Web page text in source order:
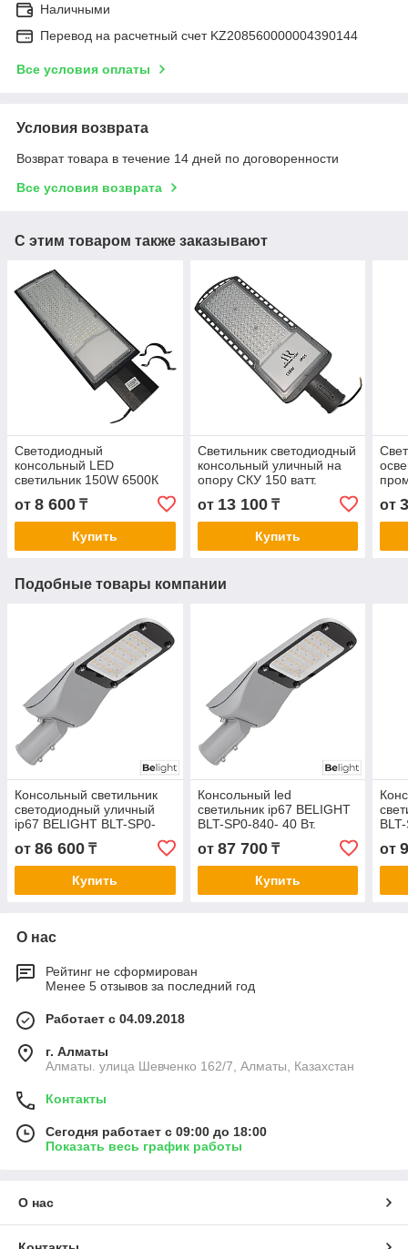
Наличными
Перевод на расчетный счет KZ208560000004390144
Все условия оплаты
Условия возврата
Возврат товара в течение 14 дней по договоренности
Все условия возврата
С этим товаром также заказывают
Светодиодный
консольный LED
светильник 150W 6500К
13 000 Lm уличный
от 8 600 ₸
Купить
Светильник светодиодный
консольный уличный на
опору СКУ 150 ватт.
от 13 100₸
Купить
от
Подобные товары компании
Консольный светильник
светодиодный уличный
ip67 BELIGHT BLT-SP0-
840- 30 Вт. Гарантия 3- 5
лет. Сертификат СТ КЗ
от 86 600 ₸
Купить
Консольный led
светильник ip67 BELIGHT
BLT-SP0-840- 40 Вт.
Сертификат СТ КЗ
от 87 700₸
Купить
от
О нас
Рейтинг не сформирован
Менее 5 отзывов за последний год
Работает с 04.09.2018
г. Алматы
Алматы. улица Шевченко 162/7, Алматы, Казахстан
Контакты
Сегодня работает с 09:00 до 18:00
Показать весь график работы
О нас